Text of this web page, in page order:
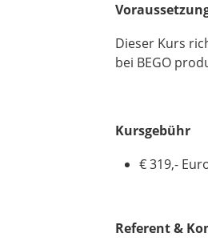
Dieser Kurs
bei BEGO
Kursgebühr
€ 319,-
Referent &